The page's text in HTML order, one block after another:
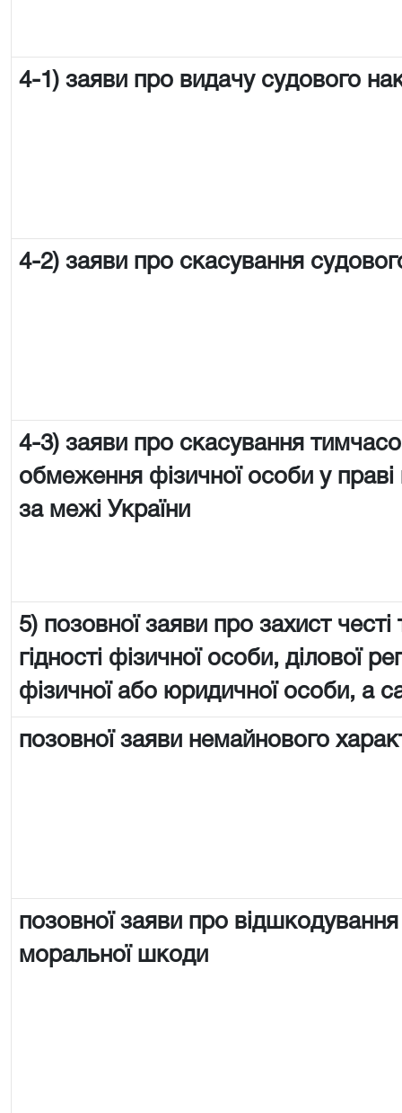
4-1) заяви про видачу судового
4-2) заяви про скасування
4-3) заяви про скасування
обмеження фізичної особи у праві
за межі України
5) позовної заяви про захист честі
гідності фізичної особи, ділової
фізичної або юридичної особи, а
позовної заяви немайнового
позовної заяви про відшкодування
моральної шкоди